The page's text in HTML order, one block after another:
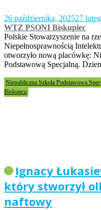
26 października, 202527
WTZ PSONI Biskupiec
Polskie Stowarzyszenie na
Niepełnosprawnością
otworzyło nową placówkę:
Podstawową Specjalną.
Niepubliczna Szkoła Podstawowa
Biskupcu
Ignacy
który stworzył
naftowy